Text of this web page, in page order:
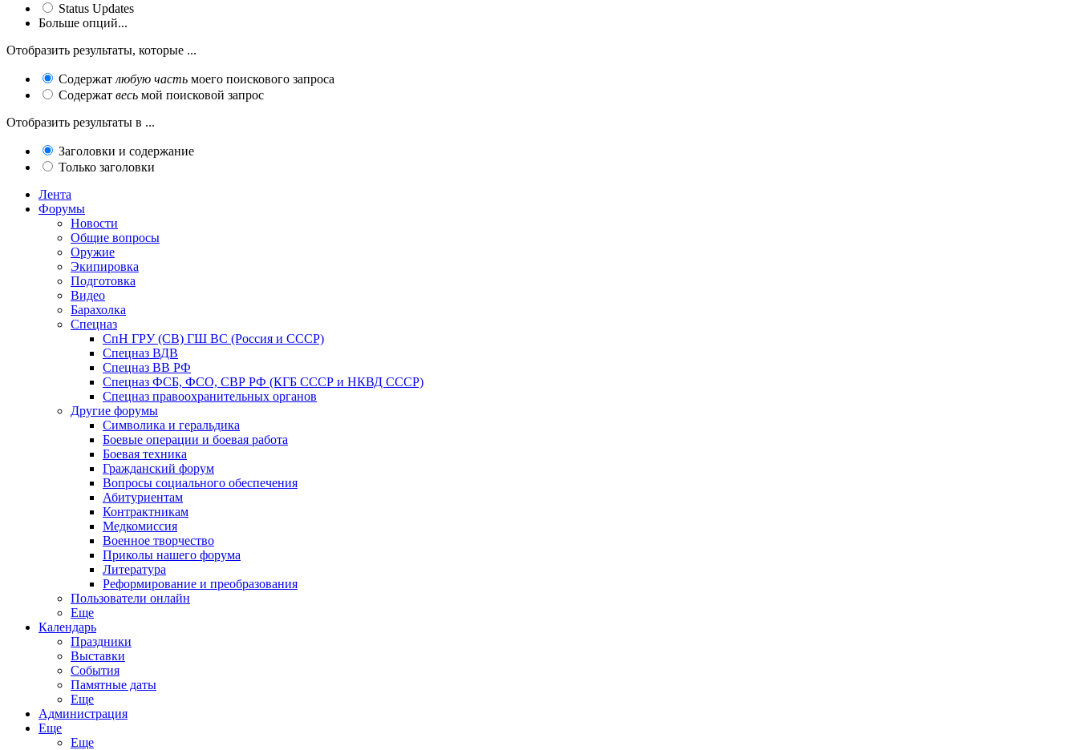
Status Updates
Больше опций...
Отобразить результаты, которые ...
Содержат любую часть моего поискового запроса
Содержат весь мой поисковой запрос
Отобразить результаты в ...
Заголовки и содержание
Только заголовки
Лента
Форумы
Новости
Общие вопросы
Оружие
Экипировка
Подготовка
Видео
Барахолка
Спецназ
СпН ГРУ (СВ) ГШ ВС (Россия и СССР)
Спецназ ВДВ
Спецназ ВВ РФ
Спецназ ФСБ, ФСО, СВР РФ (КГБ СССР и НКВД СССР)
Спецназ правоохранительных органов
Другие форумы
Символика и геральдика
Боевые операции и боевая работа
Боевая техника
Гражданский форум
Вопросы социального обеспечения
Абитуриентам
Контрактникам
Медкомиссия
Военное творчество
Приколы нашего форума
Литература
Реформирование и преобразования
Пользователи онлайн
Еще
Календарь
Праздники
Выставки
События
Памятные даты
Еще
Администрация
Еще
Еще